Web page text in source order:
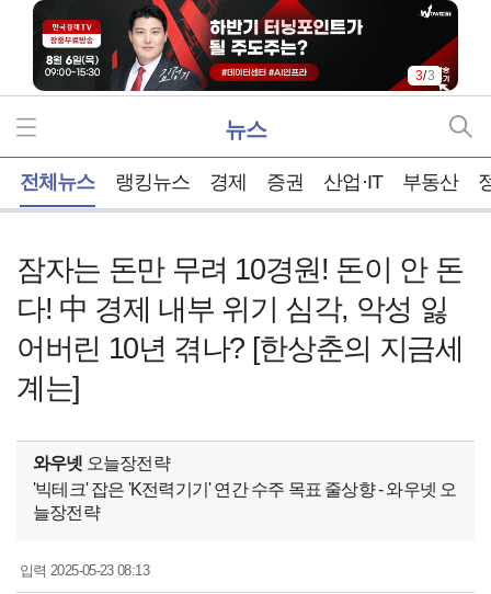
3/3
뉴스
전체뉴스 랭킹뉴스 경제 증권 산업·IT 부동산
잠자는 돈만 무려 10경원! 돈이 안 돈
다! 中 경제 내부 위기 심각, 악성 잃
어버린 10년 겪나? [한상춘의 지금세
계는]
와우넷 오늘장전략
'빅테크' 잡은 'K전력기기' 연간 수주 목표 줄상향 - 와우넷 오
늘장전략
입력 2025-05-23 08:13